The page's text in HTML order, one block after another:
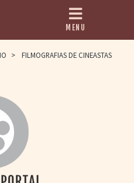
MENU
>
FILMOGRAFIAS DE CINEASTAS